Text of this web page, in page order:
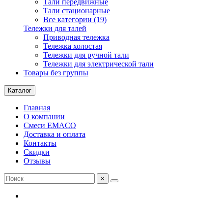
Тали передвижные
Тали стационарные
Все категории (19)
Тележки для талей
Приводная тележка
Тележка холостая
Тележки для ручной тали
Тележки для электрической тали
Товары без группы
Каталог
Главная
О компании
Смеси EMACO
Доставка и оплата
Контакты
Скидки
Отзывы
×